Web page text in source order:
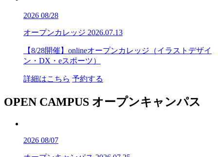
2026 08/28
オープンカレッジ 2026.07.13
【8/28開催】onlineオープンカレッジ（イラストデザイ
ン・DX・eスポーツ）
詳細はこちら 予約する
OPEN CAMPUS オープンキャンパス
2026 08/07